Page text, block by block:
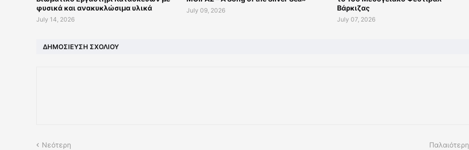
φυσικά και ανακυκλώσιμα υλικά
July 14, 2026
July 09, 2026
Βάρκιζας
July 07, 2026
ΔΗΜΟΣΊΕΥΣΗ ΣΧΟΛΊΟΥ
Νεότερη Παλαιότερη